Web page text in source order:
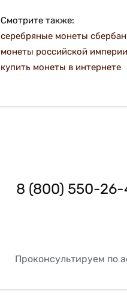
Смотрите также:
серебряные монеты
монеты российской империи
купить монеты в интернете
8 (800) 550-
Проконсультируем по